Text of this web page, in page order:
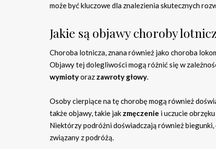
może być kluczowe dla znalezienia skutecznych
Jakie są objawy choroby
Choroba lotnicza, znana również jako choroba
Objawy tej dolegliwości mogą różnić się w
wymiotyoraz zawroty głowy.
Osoby cierpiące na tę chorobę mogą również
także objawy, takie jak zmęczenie i uczucie
Niektórzy podróżni doświadczają również
związany z podróżą.